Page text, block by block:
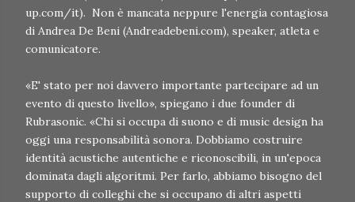
up.com/it). Non è mancata neppure l'energia contagiosa
di Andrea De Beni (Andreadebeni.com), speaker, atleta e
comunicatore.
«E' stato per noi davvero importante partecipare ad un
evento di questo livello», spiegano i due founder di
Rubrasonic. «Chi si occupa di suono e di music design ha
oggi una responsabilità sonora. Dobbiamo costruire
identità acustiche autentiche e riconoscibili, in un'epoca
dominata dagli algoritmi. Per farlo, abbiamo bisogno del
supporto di colleghi che si occupano di altri aspetti